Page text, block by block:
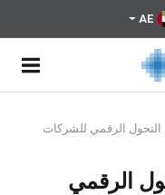
AE
الرقمي للشركات
الرقمي